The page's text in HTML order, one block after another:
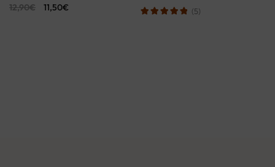
12,90€ 11,50€ (5)